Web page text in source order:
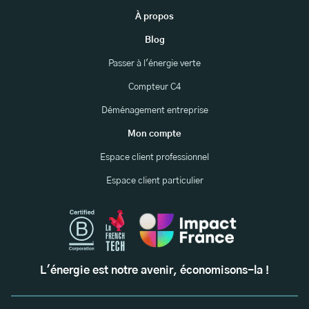
À propos
Blog
Passer à l'énergie verte
Compteur C4
Déménagement entreprise
Mon compte
Espace client professionnel
Espace client particulier
L'énergie est notre avenir, économisons-la !